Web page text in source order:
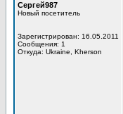
Сергей987
Новый посетитель
Зарегистрирован: 16.05.2011
Сообщения: 1
Откуда: Ukraine, Kherson